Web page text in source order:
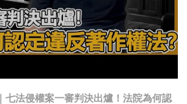
七法侵權案一審判決出爐！法院為何認